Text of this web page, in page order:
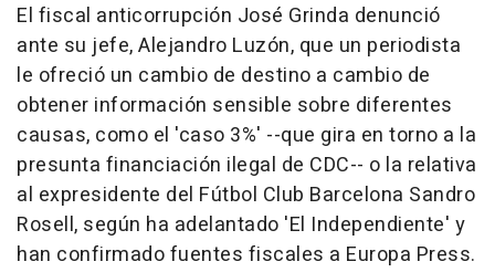
El fiscal anticorrupción José Grinda denunció
ante su jefe, Alejandro Luzón, que un periodista
le ofreció un cambio de destino a cambio de
obtener información sensible sobre diferentes
causas, como el 'caso 3%' --que gira en torno a la
presunta financiación ilegal de CDC-- o la relativa
al expresidente del Fútbol Club Barcelona Sandro
Rosell, según ha adelantado 'El Independiente' y
han confirmado fuentes fiscales a Europa Press.